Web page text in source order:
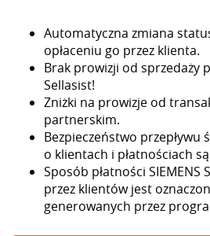
Automatyczna zmiana
opłaceniu go przez klienta.
Brak prowizji od sprzedaży
Sellasist!
Zniżki na prowizje od
partnerskim.
Bezpieczeństwo
o klientach i płatnościach
Sposób płatności SIEMENS
przez klientów jest
generowanych przez